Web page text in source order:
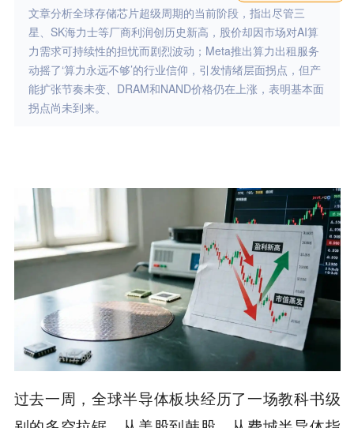
文章分析全球存储芯片超级周期的当前阶段，指出尽管三
星、SK海力士等厂商利润创历史新高，股价却因市场对AI算
力需求可持续性的担忧而剧烈波动；Meta推出算力出租服务
动摇了‘算力永远不够’的行业信仰，引发情绪层面拐点，但产
能扩张节奏未变、DRAM和NAND价格仍在上涨，表明基本面
拐点尚未到来。
过去一周，全球半导体板块经历了一场教科书级